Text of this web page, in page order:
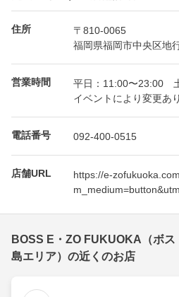
住所
〒810-0065
福岡県福岡市中央区地
営業時間
平日：11:00〜23:00
イベントにより変更あ
電話番号 092-400-0515
店舗URL
https://e-
BOSS E・ZO FUKUOKA（ボ
島エリア）の近くのお店